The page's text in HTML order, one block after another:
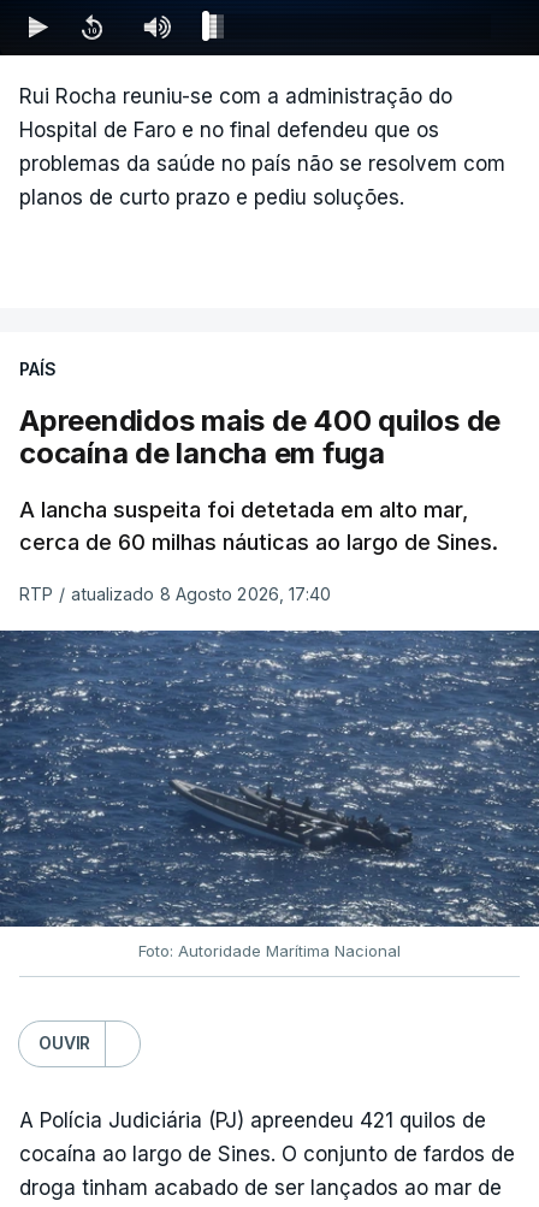
Rui Rocha reuniu-se com a administração do
Hospital de Faro e no final defendeu que os
problemas da saúde no país não se resolvem com
planos de curto prazo e pediu soluções.
PAÍS
Apreendidos mais de 400 quilos de
cocaína de lancha em fuga
A lancha suspeita foi detetada em alto mar,
cerca de 60 milhas náuticas ao largo de Sines.
RTP / atualizado 8 Agosto 2026, 17:40
Foto: Autoridade Marítima Nacional
OUVIR
A Polícia Judiciária (PJ) apreendeu 421 quilos de
cocaína ao largo de Sines. O conjunto de fardos de
droga tinham acabado de ser lançados ao mar de